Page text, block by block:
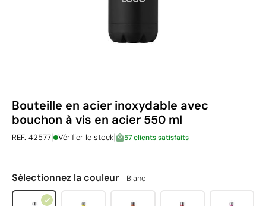
Bouteille en acier inoxydable avec
bouchon à vis en acier 550 ml
REF. 42577| Vérifier le stock| 57 clients satisfaits
Sélectionnez la couleur Blanc